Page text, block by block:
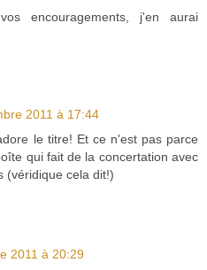
encouragements, j'en aurai
2011 à 17:44
le titre! Et ce n'est pas parce
qui fait de la concertation avec
(véridique cela dit!)
2011 à 20:29